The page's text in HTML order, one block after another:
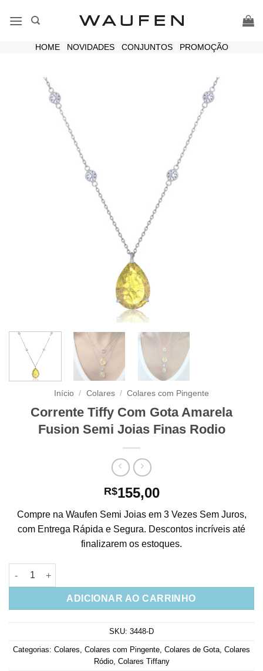
HOME| NOVIDADES| CONJUNTOS| PROMOÇÃO
Início / Colares / Colares com Pingente
Corrente Tiffy Com Gota Amarela
Fusion Semi Joias Finas Rodio
R$155,00
Compre na Waufen Semi Joias em 3 Vezes Sem Juros,
com Entrega Rápida e Segura. Descontos incríveis até
finalizarem os estoques.
Corrente Tiffy Com Gota Amarela Fusion Semi Joias Finas
ADICIONAR AO CARRINHO
SKU: 3448-D
Categorias: Colares, Colares com Pingente, Colares de Gota, Colares
Ródio, Colares Tiffany